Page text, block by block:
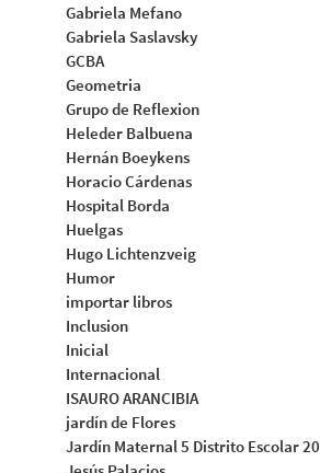
Gabriela Mefano
Gabriela Saslavsky
GCBA
Geometria
Grupo de Reflexion
Heleder Balbuena
Hernán Boeykens
Horacio Cárdenas
Hospital Borda
Huelgas
Hugo Lichtenzveig
Humor
importar libros
Inclusion
Inicial
Internacional
ISAURO ARANCIBIA
jardín de Flores
Jardín Maternal 5 Distrito Escolar 20